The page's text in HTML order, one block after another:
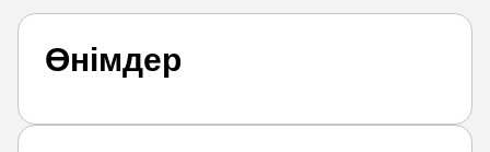
Өнімдер